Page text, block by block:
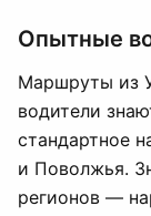
Опытные
Маршруты из
водители
стандартное
и Поволжья.
регионов —